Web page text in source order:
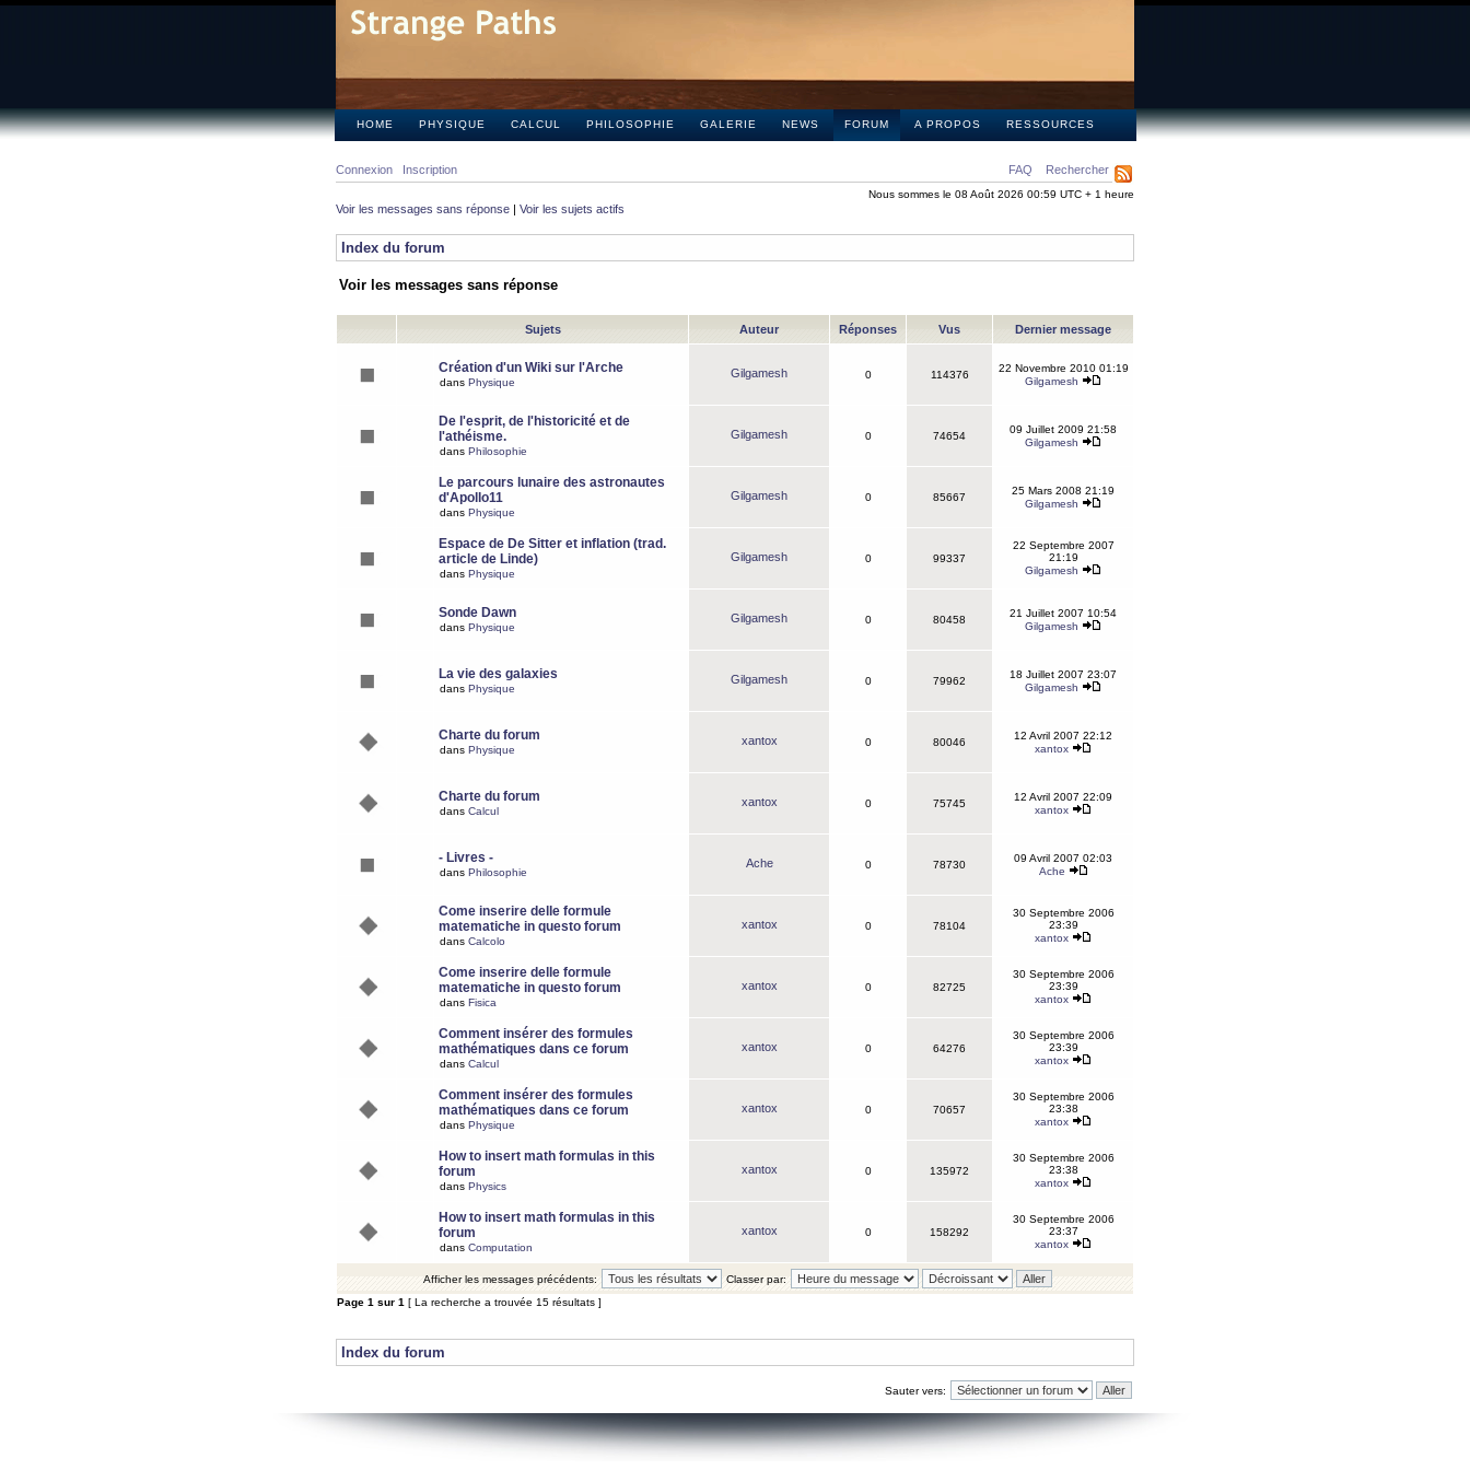
HOME PHYSIQUE CALCUL PHILOSOPHIE GALERIE NEWS FORUM A PROPOS RESSOURCES
FAQ Rechercher
Connexion Inscription
Nous sommes le 08 Août 2026 00:59 UTC + 1 heure
Voir les messages sans réponse | Voir les sujets actifs
Index du forum
Voir les messages sans réponse
Sujets Auteur Réponses Vus Dernier message
Création d'un Wiki sur l'Arche
dans Physique
Gilgamesh 0 114376
22 Novembre 2010 01:19
Gilgamesh
De l'esprit, de l'historicité et de
l'athéisme.
dans Philosophie
Gilgamesh 0 74654
09 Juillet 2009 21:58
Gilgamesh
Le parcours lunaire des astronautes
d'Apollo11
dans Physique
Gilgamesh 0 85667
25 Mars 2008 21:19
Gilgamesh
Espace de De Sitter et inflation (trad.
article de Linde)
dans Physique
Gilgamesh 0 99337
22 Septembre 2007
21:19
Gilgamesh
Sonde Dawn
dans Physique
Gilgamesh 0 80458
21 Juillet 2007 10:54
Gilgamesh
La vie des galaxies
dans Physique
Gilgamesh 0 79962
18 Juillet 2007 23:07
Gilgamesh
Charte du forum
dans Physique
xantox 0 80046
12 Avril 2007 22:12
xantox
Charte du forum
dans Calcul
xantox 0 75745
12 Avril 2007 22:09
xantox
- Livres -
dans Philosophie
Ache 0 78730
09 Avril 2007 02:03
Ache
Come inserire delle formule
matematiche in questo forum
dans Calcolo
xantox 0 78104
30 Septembre 2006
23:39
xantox
Come inserire delle formule
matematiche in questo forum
dans Fisica
xantox 0 82725
30 Septembre 2006
23:39
xantox
Comment insérer des formules
mathématiques dans ce forum
dans Calcul
xantox 0 64276
30 Septembre 2006
23:39
xantox
Comment insérer des formules
mathématiques dans ce forum
dans Physique
xantox 0 70657
30 Septembre 2006
23:38
xantox
How to insert math formulas in this
forum
dans Physics
xantox 0 135972
30 Septembre 2006
23:38
xantox
How to insert math formulas in this
forum
dans Computation
xantox 0 158292
30 Septembre 2006
23:37
xantox
Afficher les messages précédents:
Classer par:
Page 1 sur 1 [ La recherche a trouvée 15 résultats ]
Index du forum
Sauter vers: